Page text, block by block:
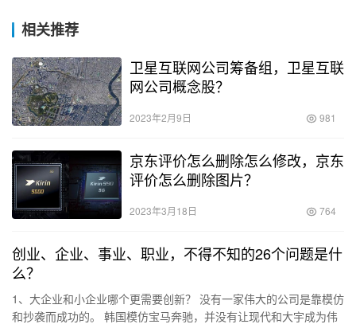
相关推荐
卫星互联网公司筹备组，卫星互联
网公司概念股？
2023年2月9日 981
京东评价怎么删除怎么修改，京东
评价怎么删除图片？
2023年3月18日 764
创业、企业、事业、职业，不得不知的26个问题是什
么？
1、大企业和小企业哪个更需要创新？ 没有一家伟大的公司是靠模仿
和抄袭而成功的。 韩国模仿宝马奔驰，并没有让现代和大宇成为伟